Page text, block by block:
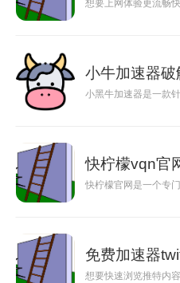
想要上网体验更流畅
小牛加速器
小黑牛加速器是一款
快柠檬vqn官
快柠檬官网是一个专
免费加速器
想要快速浏览推特内